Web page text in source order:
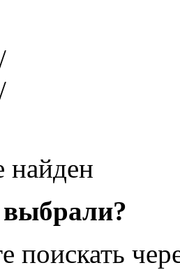
найден
поискать